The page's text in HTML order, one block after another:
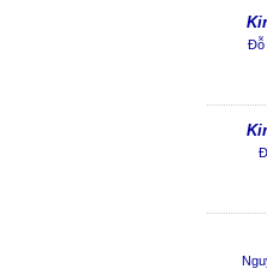
Đỗ